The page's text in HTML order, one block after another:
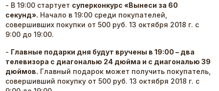
- В 19:00 стартует суперконкурс «Вынеси за 60
секунд». Начало в 19:00 среди покупателей,
совершивших покупки от 500 руб. 13 октября 2018 г. с
9:00 до 19:00.
- Главные подарки дня будут вручены в 19:00 – два
телевизора с диагональю 24 дюйма и с диагональю 39
дюймов. Главный подарок может получить покупатель,
совершивший покупку от 500 руб. 13 октября 2018 г. с